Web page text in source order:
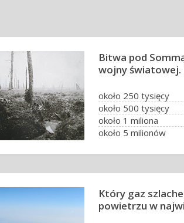
Bitwa pod
wojny światowej.
około 250 tysięcy
około 500 tysięcy
około 1 miliona
około 5 milionów
Który gaz
powietrzu w